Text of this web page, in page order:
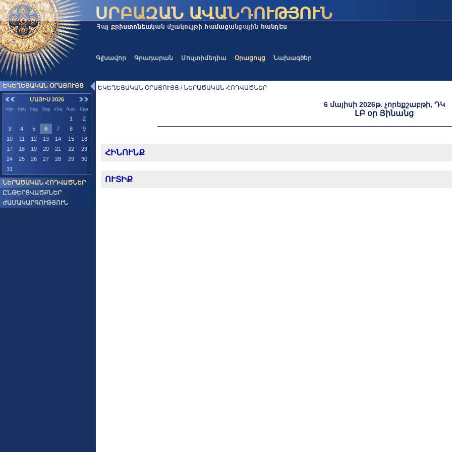
Գլխավոր Գրադարան Մուլտիմեդիա Օրացույց Նախագծեր
ԵԿԵՂԵՑԱԿԱՆ ՕՐԱՑՈՒՅՑ
ՄԱՅԻՍ 2026
Կիր Երկ Երք Չրք Հնգ Ուրբ Շբթ
1
2
3
4 5 6 7 8
9
10
11 12 13 14 15
16
17
18 19 20 21 22
23
24
25 26 27 28 29
30
31
ՆԵՐԱԾԱԿԱՆ ՀՈԴՎԱԾՆԵՐ
ԸՆԹԵՐՑՎԱԾՔՆԵՐ
ԺԱՄԱԿԱՐԳՈՒԹՅՈՒՆ
ԵԿԵՂԵՑԱԿԱՆ ՕՐԱՑՈՒՅՑ / ՆԵՐԱԾԱԿԱՆ ՀՈԴՎԱԾՆԵՐ
6 մայիսի 2026թ. չորեքշաբթի, ԴԿ
ԼԲ օր Յինանց
ՀԻՆՈՒՆՔ
ՈՒՏԻՔ